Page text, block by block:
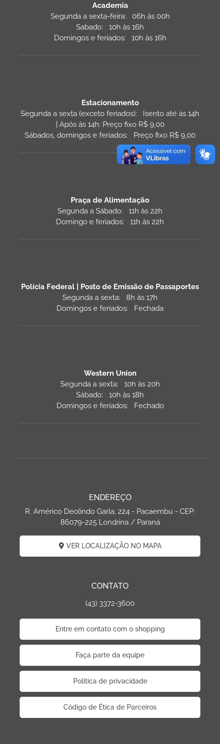
Academia
Segunda a sexta-feira: 06h às 00h
Sabado: 10h às 16h
Domingos e feriados: 10h às 16h
Estacionamento
Segunda a sexta (exceto feriados): Isento até às 14h
| Após às 14h: Preço fixo R$ 9,00
Sábados, domingos e feriados: Preço fixo R$ 9,00
Praça de Alimentação
Segunda a Sábado: 11h às 22h
Domingo e feriados: 11h às 22h
Polícia Federal | Posto de Emissão de Passaportes
Segunda a sexta: 8h às 17h
Domingos e feriados: Fechada
Western Union
Segunda a sexta: 10h às 20h
Sábado: 10h às 18h
Domingos e feriados: Fechado
ENDEREÇO
R. Américo Deolindo Garla, 224 - Pacaembu - CEP:
86079-225 Londrina / Paraná
VER LOCALIZAÇÃO NO MAPA
CONTATO
(43) 3372-3600
Entre em contato com o shopping
Faça parte da equipe
Politica de privacidade
Código de Ética de Parceiros